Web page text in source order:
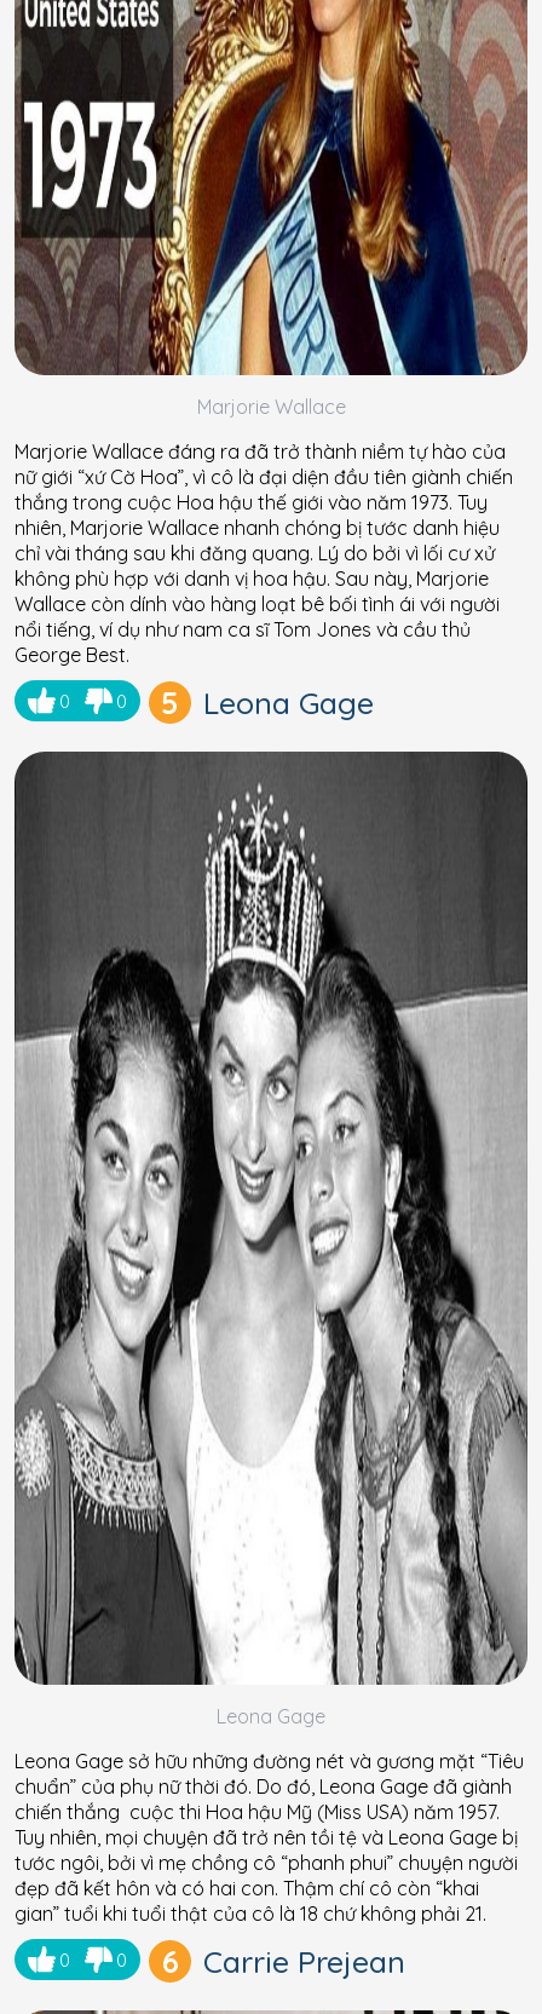
Marjorie Wallace
Marjorie Wallace đáng ra đã trở thành niềm tự hào của
nữ giới “xứ Cờ Hoa”, vì cô là đại diện đầu tiên giành chiến
thắng trong cuộc Hoa hậu thế giới vào năm 1973. Tuy
nhiên, Marjorie Wallace nhanh chóng bị tước danh hiệu
chỉ vài tháng sau khi đăng quang. Lý do bởi vì lối cư xử
không phù hợp với danh vị hoa hậu. Sau này, Marjorie
Wallace còn dính vào hàng loạt bê bối tình ái với người
nổi tiếng, ví dụ như nam ca sĩ Tom Jones và cầu thủ
George Best.
0 0 5 Leona Gage
Leona Gage
Leona Gage sở hữu những đường nét và gương mặt “Tiêu
chuẩn” của phụ nữ thời đó. Do đó, Leona Gage đã giành
chiến thắng cuộc thi Hoa hậu Mỹ (Miss USA) năm 1957.
Tuy nhiên, mọi chuyện đã trở nên tồi tệ và Leona Gage bị
tước ngôi, bởi vì mẹ chồng cô “phanh phui” chuyện người
đẹp đã kết hôn và có hai con. Thậm chí cô còn “khai
gian” tuổi khi tuổi thật của cô là 18 chứ không phải 21.
0 0 6 Carrie Prejean